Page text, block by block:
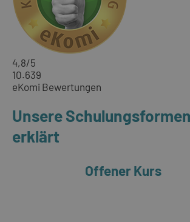
4,8/5
10.639
eKomi Bewertungen
Unsere
erklärt
Offener Kurs